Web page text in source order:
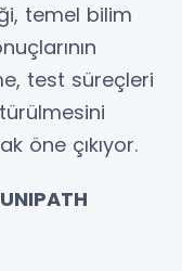
temel bilim
test süreçleri
öne çıkıyor.